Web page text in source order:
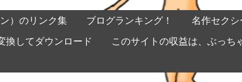
）のリンク集 ブログランキング！ 名作セクシ
換してダウンロード このサイトの収益は、ぶっ